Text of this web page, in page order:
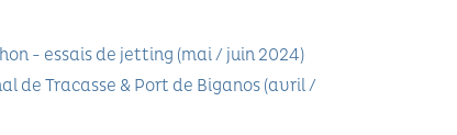
- essais de jetting (mai / juin 2024)
de Tracasse & Port de Biganos (avril /